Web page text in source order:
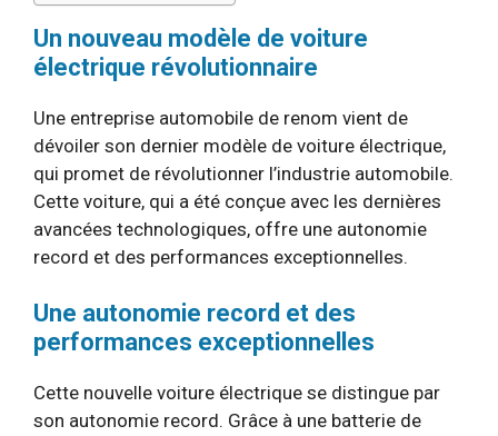
Un nouveau modèle de voiture
électrique révolutionnaire
Une entreprise automobile de renom vient de
dévoiler son dernier modèle de voiture électrique,
qui promet de révolutionner l’industrie automobile.
Cette voiture, qui a été conçue avec les dernières
avancées technologiques, offre une autonomie
record et des performances exceptionnelles.
Une autonomie record et des
performances exceptionnelles
Cette nouvelle voiture électrique se distingue par
son autonomie record. Grâce à une batterie de